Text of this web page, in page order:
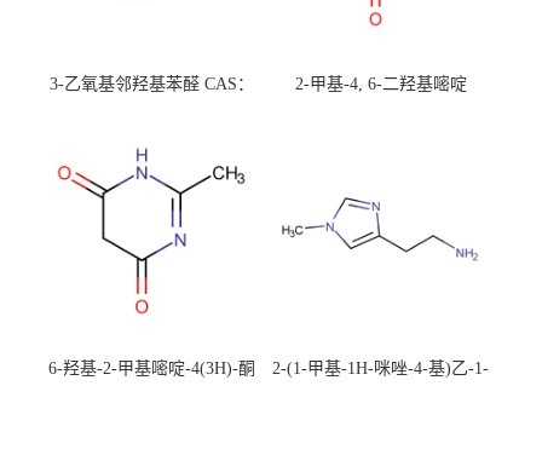
3-乙氧基邻羟基苯醛 CAS：
校可先用后付
2-甲基-4, 6-二羟基嘧啶
6-羟基-2-甲基嘧啶-4(3H)-酮
2-(1-甲基-1H-咪唑-4-基)乙-1-